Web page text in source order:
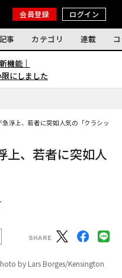
会員登録 ログイン
事 カテゴリ 連載
機能｜
にしました
浮上、若者に突如人気の「クラシック」
上、若者に突如人
by Lars Borges/Kensington